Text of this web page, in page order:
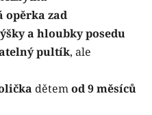
opěrka zad
a hloubky posedu
pultík, ale
dětemod 9 měsíců